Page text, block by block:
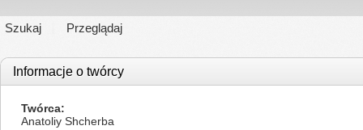
Szukaj Przeglądaj
Informacje o twórcy
Twórca
Anatoliy Shcherba